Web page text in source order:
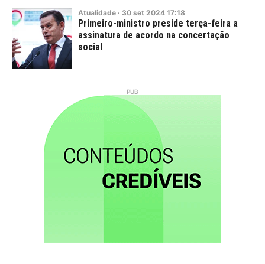
Atualidade · 30 set 2024 17:18
Primeiro-ministro preside terça-feira a
assinatura de acordo na concertação
social